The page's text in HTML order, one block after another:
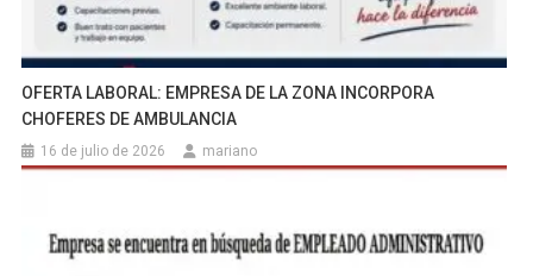
OFERTA LABORAL: EMPRESA DE LA ZONA INCORPORA
CHOFERES DE AMBULANCIA
16 de julio de 2026 mariano